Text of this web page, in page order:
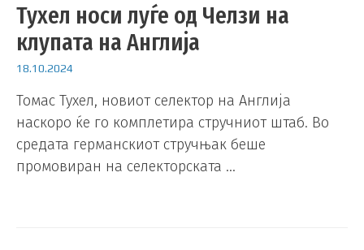
Тухел носи луѓе од Челзи на
клупата на Англија
18.10.2024
Томас Тухел, новиот селектор на Англија
наскоро ќе го комплетира стручниот штаб. Во
средата германскиот стручњак беше
промовиран на селекторската …